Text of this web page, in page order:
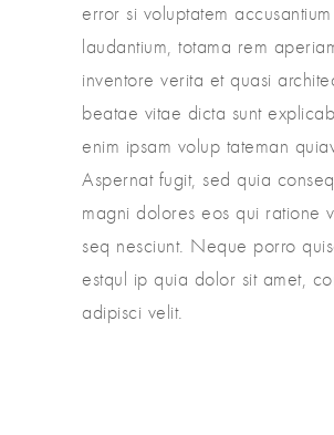
error si voluptatem
laudantium, totama rem
inventore verita et quasi
beatae vitae dicta sunt
enim ipsam volup tateman
Aspernat fugit, sed quia
magni dolores eos qui ratione
seq nesciunt. Neque porro
estqul ip quia dolor sit amet,
adipisci velit.